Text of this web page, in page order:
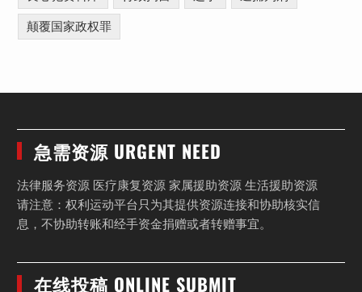
颠覆国家政权罪
急需资源 URGENT NEED
法律服务资源 医疗康复资源 家属援助资源 生活援助资源
请注意：权利运动平台只为其提供资源连接和协助核实信
息，不协助转账和经手资金捐赠或者转赠事宜。
在线投稿 ONLINE SUBMIT